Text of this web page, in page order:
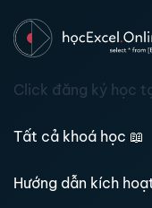
Click đăng ký học
Tất cả khoá học 📖
Hướng dẫn kích